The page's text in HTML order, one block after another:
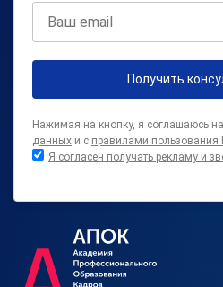
Получить
Нажимая на кнопку, я соглашаюсь на
данных и с правилами пользования
Я согласен получать рекламу и